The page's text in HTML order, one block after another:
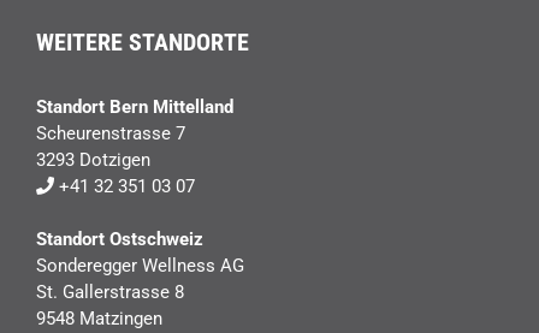
WEITERE STANDORTE
Standort Bern Mittelland
Scheurenstrasse 7
3293 Dotzigen
+41 32 351 03 07
Standort Ostschweiz
Sonderegger Wellness AG
St. Gallerstrasse 8
9548 Matzingen